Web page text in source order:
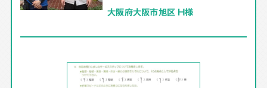
大阪府大阪市旭区 H様